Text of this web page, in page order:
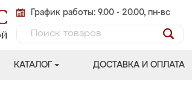
График работы: 9.00 - 20.00, пн-вс
КАТАЛОГ ДОСТАВКА И ОПЛАТА